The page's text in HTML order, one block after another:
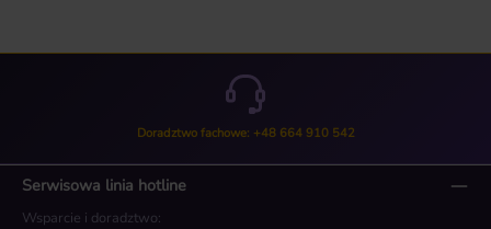
Doradztwo fachowe: +48 664 910 542
Serwisowa linia hotline
Wsparcie i doradztwo: